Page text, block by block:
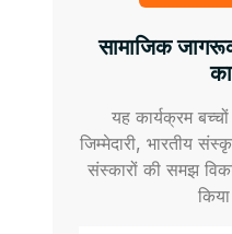
सामाजिक
यह कार्यक्रम
जिम्मेदारी, भारतीय
संस्कारों की समझ